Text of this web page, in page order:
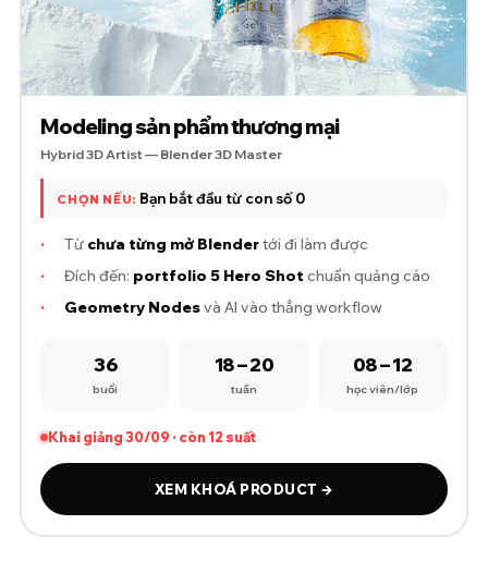
Modeling sản phẩm thương mại
Hybrid 3D Artist — Blender 3D Master
CHỌN NẾU: Bạn bắt đầu từ con số 0
· Từ chưa từng mở Blendertới đi làm được
·
Đích đến: portfolio 5 Hero Shot chuẩn quảng cáo
·
Geometry Nodesvà AI vào thẳng workflow
36
buổi
18 – 20
tuần
08 – 12
học viên/lớp
Khai giảng 30/09 · còn 12 suất
XEM KHOÁ PRODUCT →